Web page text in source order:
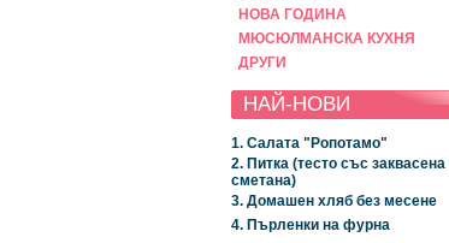
НОВА ГОДИНА
МЮСЮЛМАНСКА КУХНЯ
ДРУГИ
НАЙ-НОВИ
1. Салата "Ропотамо"
2. Питка (тесто със заквасена
сметана)
3. Домашен хляб без месене
4. Пърленки на фурна